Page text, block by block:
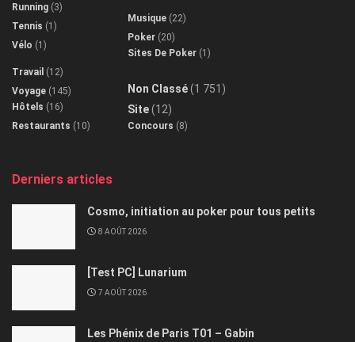
Running (3)
Tennis (1)
Vélo (1)
Travail (12)
Voyage (145)
Hôtels (16)
Restaurants (10)
Musique (22)
Poker (20)
Sites De Poker (1)
Non Classé(1 751)
Site(12)
Concours (8)
Derniers articles
Cosmo, initiation au poker pour tous petits
8 AOÛT 2026
[Test PC] Lunarium
7 AOÛT 2026
Les Phénix de Paris T01 – Gabin